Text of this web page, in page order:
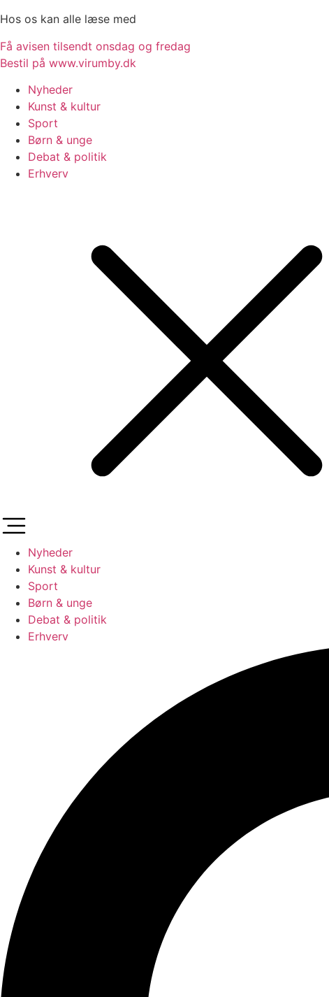
Hos os kan alle læse med
Få avisen tilsendt onsdag og fredag
Bestil på www.virumby.dk
Nyheder
Kunst & kultur
Sport
Børn & unge
Debat & politik
Erhverv
Nyheder
Kunst & kultur
Sport
Børn & unge
Debat & politik
Erhverv